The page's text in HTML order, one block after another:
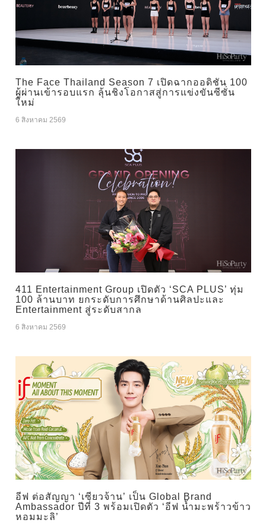
The Face Thailand Season 7 เปิดฉากออดิชัน 100
ผู้ผ่านเข้ารอบแรก ลุ้นชิงโอกาสสู่การแข่งขันซีซั่น
ใหม่
6 สิงหาคม 2569
411 Entertainment Group เปิดตัว ‘SCA PLUS’ ทุ่ม
100 ล้านบาท ยกระดับการศึกษาด้านศิลปะและ
Entertainment สู่ระดับสากล
6 สิงหาคม 2569
อีฟ ต่อสัญญา ‘เซียวจ้าน’ เป็น Global Brand
Ambassador ปีที่ 3 พร้อมเปิดตัว ‘อีฟ น้ำมะพร้าวข้าว
หอมมะลิ’